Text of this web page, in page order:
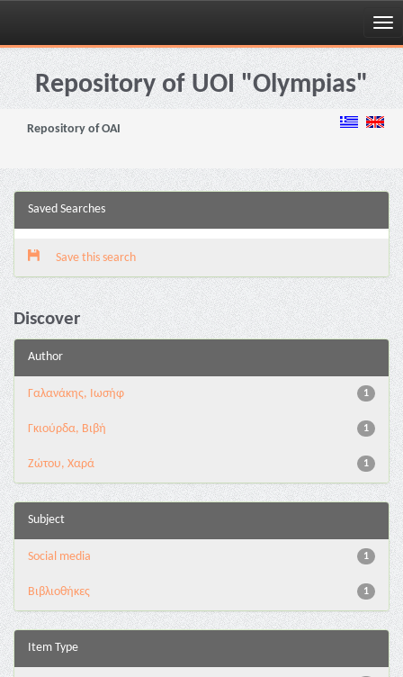
Skip
navigationRepository of UOI "Olympias"
Repository of OAI
Saved Searches
Save this search
Discover
Author
1
Γαλανάκης, Ιωσήφ
1
Γκιούρδα, Βιβή
1
Ζώτου, Χαρά
Subject
1
Social media
1
Βιβλιοθήκες
Item Type